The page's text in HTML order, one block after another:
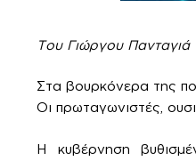
Του Γιώργου Πανταγιά
Στα βουρκόνερα της
Οι πρωταγωνιστές,
Η κυβέρνηση